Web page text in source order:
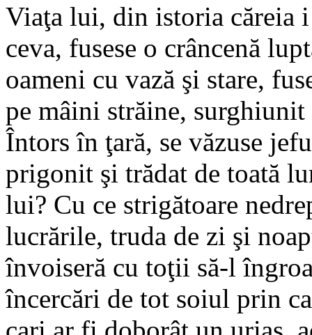
Viaţa lui, din istoria căreia
ceva, fusese o crâncenă
oameni cu vază şi stare,
pe mâini străine,
Întors în ţară, se văzuse
prigonit şi trădat de toată
lui? Cu ce strigătoare
lucrările, truda de zi şi
învoiseră cu toţii să-l
încercări de tot soiul prin